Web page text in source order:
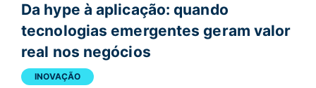
Da hype à aplicação: quando
tecnologias emergentes geram valor
real nos negócios
INOVAÇÃO